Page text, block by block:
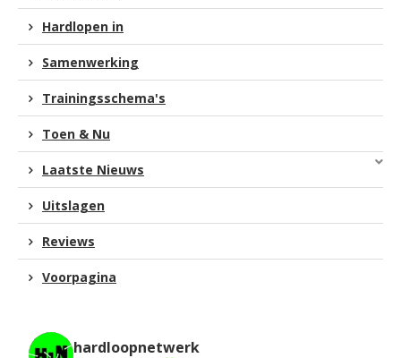
Hardlopen in
Samenwerking
Trainingsschema's
Toen & Nu
Laatste Nieuws
Uitslagen
Reviews
Voorpagina
hardloopnetwerk